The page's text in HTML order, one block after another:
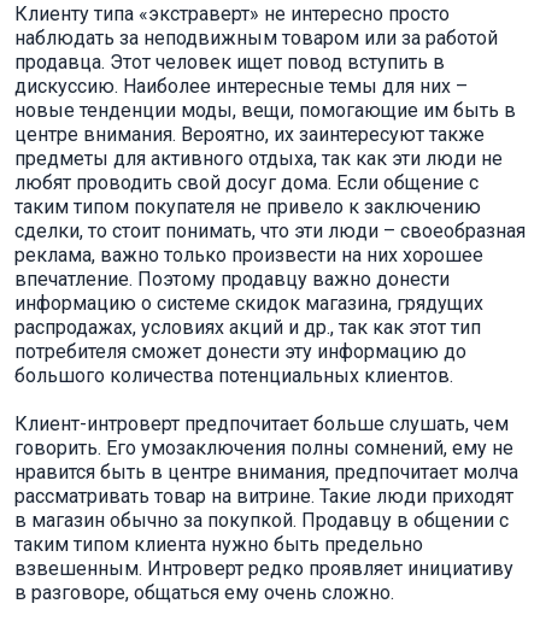
Клиенту типа «экстраверт» не интересно просто
наблюдать за неподвижным товаром или за работой
продавца. Этот человек ищет повод вступить в
дискуссию. Наиболее интересные темы для них –
новые тенденции моды, вещи, помогающие им быть в
центре внимания. Вероятно, их заинтересуют также
предметы для активного отдыха, так как эти люди не
любят проводить свой досуг дома. Если общение с
таким типом покупателя не привело к заключению
сделки, то стоит понимать, что эти люди – своеобразная
реклама, важно только произвести на них хорошее
впечатление. Поэтому продавцу важно донести
информацию о системе скидок магазина, грядущих
распродажах, условиях акций и др., так как этот тип
потребителя сможет донести эту информацию до
большого количества потенциальных клиентов.
Клиент-интроверт предпочитает больше слушать, чем
говорить. Его умозаключения полны сомнений, ему не
нравится быть в центре внимания, предпочитает молча
рассматривать товар на витрине. Такие люди приходят
в магазин обычно за покупкой. Продавцу в общении с
таким типом клиента нужно быть предельно
взвешенным. Интроверт редко проявляет инициативу
в разговоре, общаться ему очень сложно.